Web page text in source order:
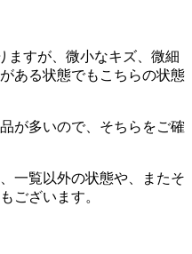
ますが、微小なキズ、微細
ある状態でもこちらの状態
が多いので、そちらをご確
一覧以外の状態や、またそ
ございます。